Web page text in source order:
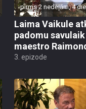
pirms 2 nedēļām, 4
Laima Vaikule
padomu
maestro
3. epizode